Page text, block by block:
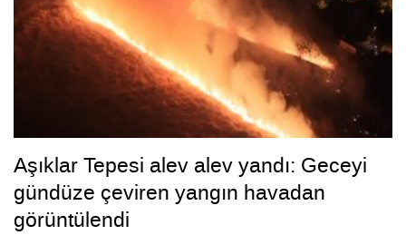
Aşıklar Tepesi alev alev yandı: Geceyi
gündüze çeviren yangın havadan
görüntülendi